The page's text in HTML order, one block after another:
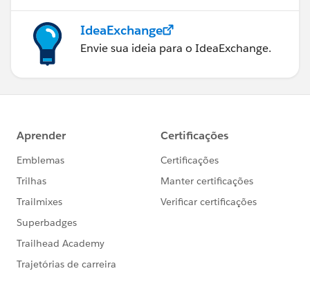
IdeaExchange
Envie sua ideia para o IdeaExchange.